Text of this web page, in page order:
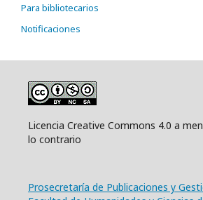
Para bibliotecarios
Notificaciones
Licencia Creative Commons 4.0 a
lo contrario
Prosecretaría de Publicaciones y